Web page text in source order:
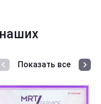
Показать все